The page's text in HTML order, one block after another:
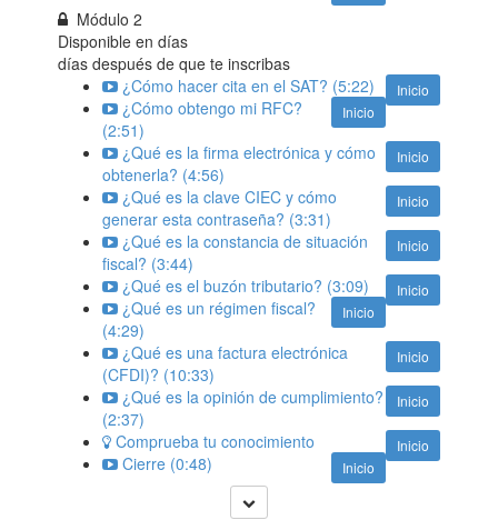
Módulo 2
Disponible endías
días después de que te inscribas
Inicio
¿Cómo hacer cita en el SAT? (5:22)
Inicio
¿Cómo obtengo mi RFC?
(2:51)
Inicio
¿Qué es la firma electrónica y cómo
obtenerla? (4:56)
Inicio
¿Qué es la clave CIEC y cómo
generar esta contraseña? (3:31)
Inicio
¿Qué es la constancia de situación
fiscal? (3:44)
Inicio
¿Qué es el buzón tributario? (3:09)
Inicio
¿Qué es un régimen fiscal?
(4:29)
Inicio
¿Qué es una factura electrónica
(CFDI)? (10:33)
Inicio
¿Qué es la opinión de cumplimiento?
(2:37)
Inicio
Comprueba tu conocimiento
Inicio
Cierre (0:48)